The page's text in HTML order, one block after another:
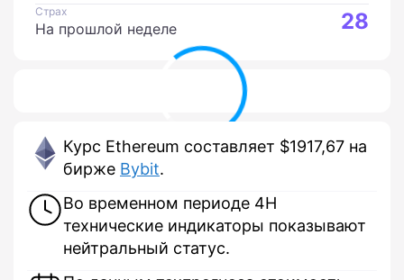
Страх
На прошлой неделе 28
Курс Ethereum составляет $1917,67 на
бирже Bybit.
Во временном периоде 4H
технические индикаторы показывают
нейтральный статус.